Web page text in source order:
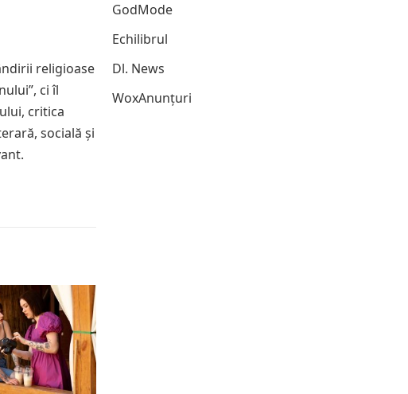
religioase
ci îl
critica
socială și
GodMode
Echilibrul
Dl. News
WoxAnunțuri